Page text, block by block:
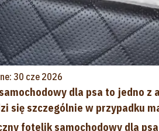
30 cze 2026
dla psa to jedno z
się szczególnie w przypadku
fotelik samochodowy dla